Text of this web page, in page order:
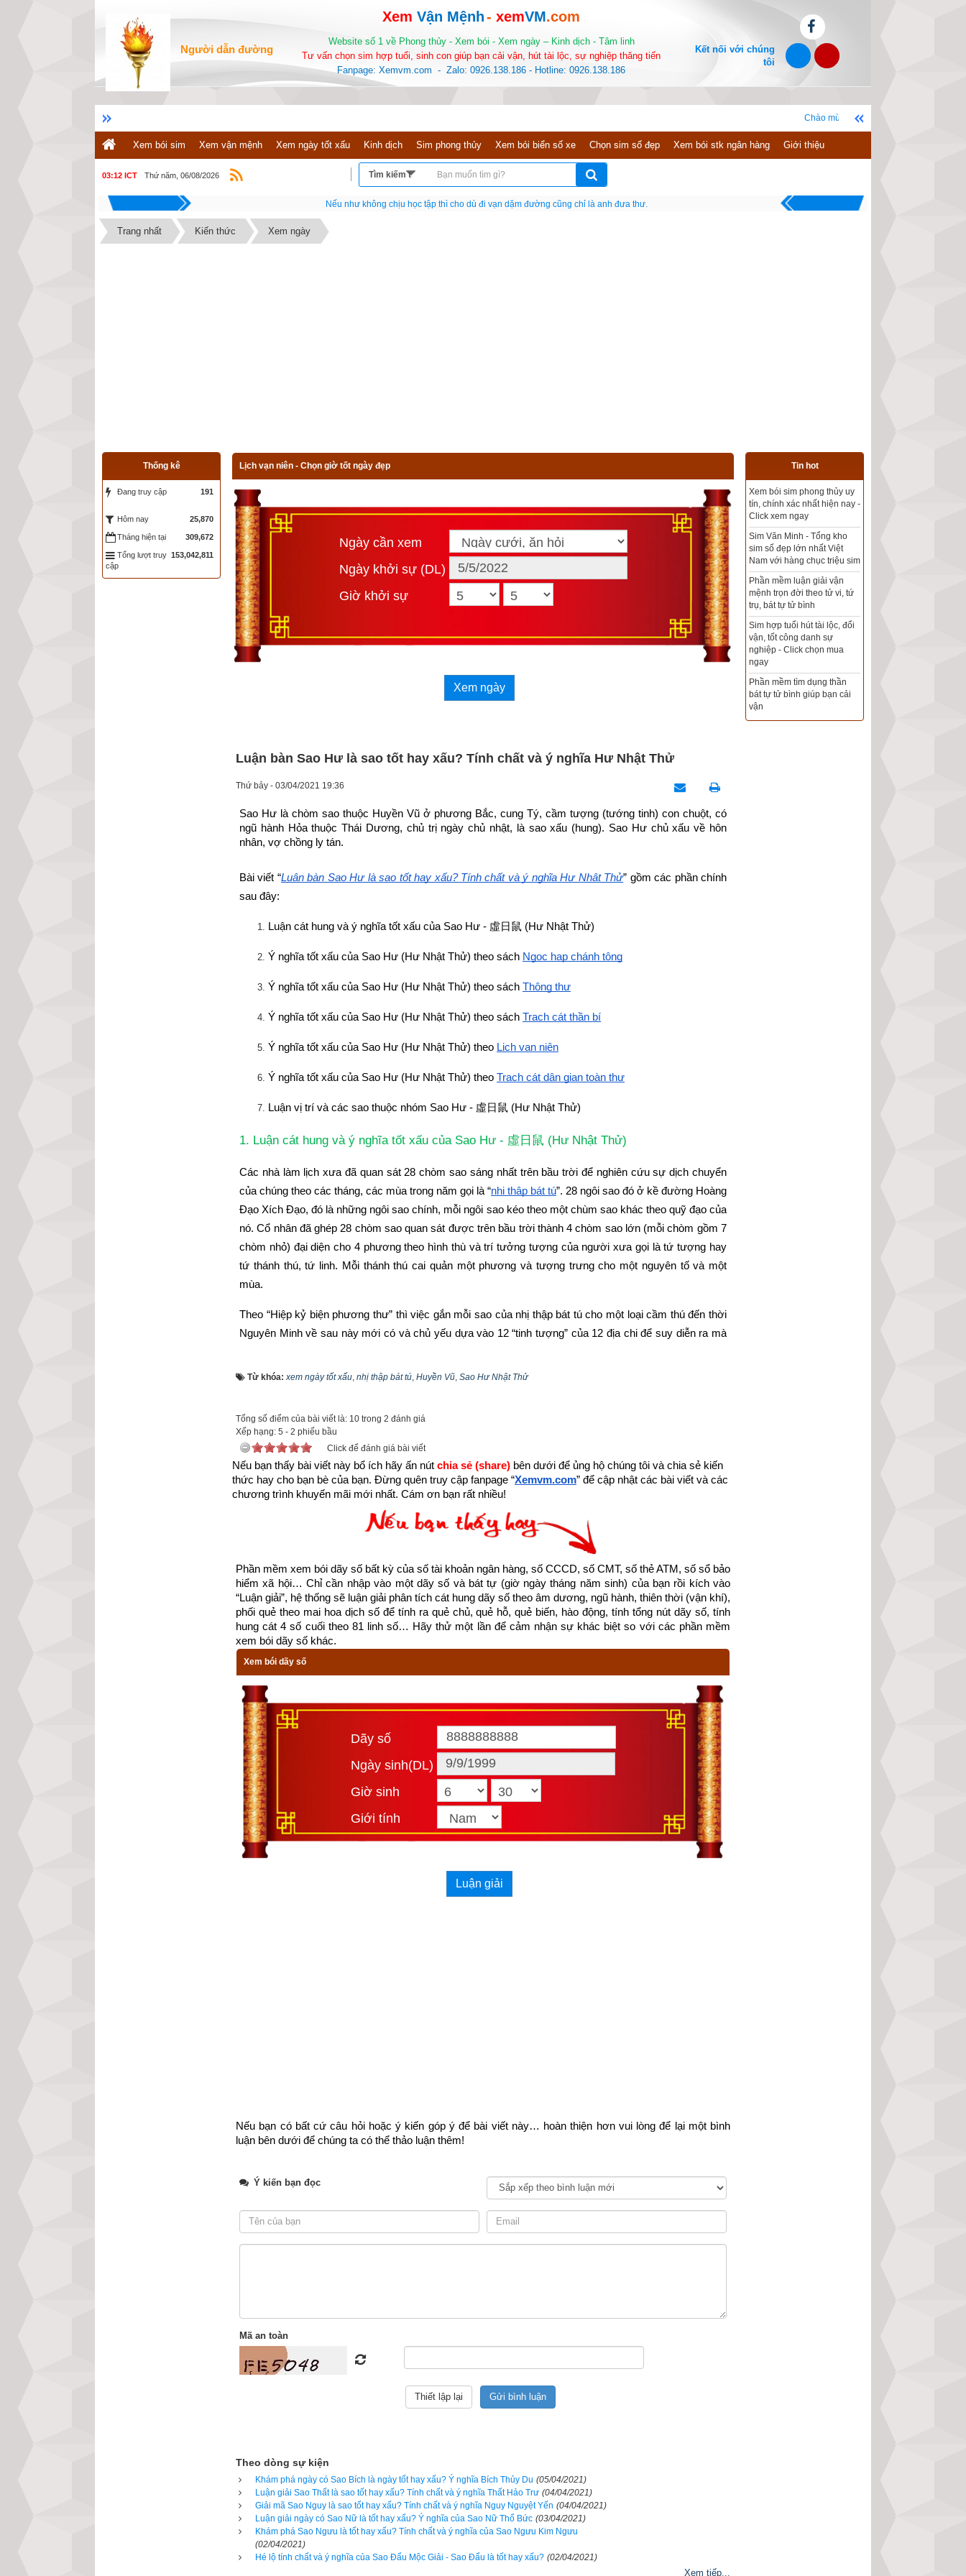
Người dẫn đường
Xem Vận Mệnh- xemVM.com
Website số 1 về Phong thủy - Xem bói - Xem ngày – Kinh dịch - Tâm linh
Tư vấn chọn sim hợp tuổi, sinh con giúp bạn cải vận, hút tài lộc, sự nghiệp thăng tiến
Fanpage: Xemvm.com - Zalo: 0926.138.186 - Hotline: 0926.138.186
Kết nối với chúng
tôi
Chào mừng bạn đến với website xemvm.com,
Xem bói sim Xem vận mệnh Xem ngày tốt xấu Kinh dịch Sim phong thủy Xem bói biển số xe Chọn sim số đẹp Xem bói stk ngân hàng Giới thiệu
03:12 ICT Thứ năm, 06/08/2026
Nếu như không chịu học tập thì cho dù đi vạn dặm đường cũng chỉ là anh đưa thư.
Trang nhất Kiến thức Xem ngày
Lịch vạn niên - Chọn giờ tốt ngày đẹp
Ngày cần xem
Ngày khởi sự (DL)
Giờ khởi sự
Xem ngày
Luận bàn Sao Hư là sao tốt hay xấu? Tính chất và ý nghĩa Hư Nhật Thử
Thứ bảy - 03/04/2021 19:36
Sao Hư là chòm sao thuộc Huyền Vũ ở phương Bắc, cung Tý, cầm tượng (tướng tinh) con chuột, có
ngũ hành Hỏa thuộc Thái Dương, chủ trị ngày chủ nhật, là sao xấu (hung). Sao Hư chủ xấu về hôn
nhân, vợ chồng ly tán.
Bài viết “Luận bàn Sao Hư là sao tốt hay xấu? Tính chất và ý nghĩa Hư Nhật Thử” gồm các phần chính
sau đây:
Luận cát hung và ý nghĩa tốt xấu của Sao Hư - 虛日鼠 (Hư Nhật Thử)
Ý nghĩa tốt xấu của Sao Hư (Hư Nhật Thử) theo sách Ngọc hạp chánh tông
Ý nghĩa tốt xấu của Sao Hư (Hư Nhật Thử) theo sách Thông thư
Ý nghĩa tốt xấu của Sao Hư (Hư Nhật Thử) theo sách Trạch cát thần bí
Ý nghĩa tốt xấu của Sao Hư (Hư Nhật Thử) theo Lịch vạn niên
Ý nghĩa tốt xấu của Sao Hư (Hư Nhật Thử) theo Trạch cát dân gian toàn thư
Luận vị trí và các sao thuộc nhóm Sao Hư - 虛日鼠 (Hư Nhật Thử)
1. Luận cát hung và ý nghĩa tốt xấu của Sao Hư - 虛 日鼠 (Hư Nhật Thử)
Các nhà làm lịch xưa đã quan sát 28 chòm sao sáng nhất trên bầu trời để nghiên cứu sự dịch chuyển
của chúng theo các tháng, các mùa trong năm gọi là “nhị thập bát tú”. 28 ngôi sao đó ở kề đường Hoàng
Đạo Xích Đạo, đó là những ngôi sao chính, mỗi ngôi sao kéo theo một chùm sao khác theo quỹ đạo của
nó. Cổ nhân đã ghép 28 chòm sao quan sát được trên bầu trời thành 4 chòm sao lớn (mỗi chòm gồm 7
chòm nhỏ) đại diện cho 4 phương theo hình thù và trí tưởng tượng của người xưa gọi là tứ tượng hay
tứ thánh thú, tứ linh. Mỗi thánh thú cai quản một phương và tượng trưng cho một nguyên tố và một
mùa.
Theo “Hiệp kỷ biện phương thư” thì việc gắn mỗi sao của nhị thập bát tú cho một loại cầm thú đến thời
Nguyên Minh về sau này mới có và chủ yếu dựa vào 12 “tinh tượng” của 12 địa chi để suy diễn ra mà
tượng của các chòm sao này dựa vào cầm tinh của 4 trọng cung đó. Như vậy là tinh tượng của 28 sao
Bản thân việc luận giải ý nghĩa của các sao mỗi sách cũng trái ngược nhau. Do đó việc lựa chọn các
cầm tượng (tướng tinh) để xem xét “cát – hung”, “tốt – xấu” của
trong việc xem ngày tốt,
ngày đẹp mang nhiều tính gán ghép, không có cơ sở khoa học. Chính học giả Mai Cốc Thành (nhà thiên
văn học nổi tiếng thời vua Càn Long) người soạn thảo cuốn sách “Hiệp kỷ biện phương thư” nổi tiếng về
thuật trạch cát cũng đã viết: “Sinh tiêu của 28 tú toàn là vô nghĩa lý, không đáng tin…chỉ tăng thêm trò
cười đáng chê của thiên hạ. Tuy nhiên nó đã ăn sâu vào tiềm thức bao đời nay của dân chúng nên tôi
vẫn giới thiệu để độc giả biết. Độc giả nào cẩn thận thì chọn theo, độc giả không tin cũng không sao.
Thực tế việc xác định ngày đẹp, ngày xấu không hề mê tín mà có cơ sở khoa học, rất phức tạp đòi hỏi
sự hiểu biết sâu về âm dương, ngũ hành, các ngôi sao…và cần phải phối hợp nhiều phương pháp xem
Chấp
Trực Phá Trực Nguy; Trực Thành Trực Thu ; Trực Khai Trực Bế
Xem ngày xuất hành theo lịch Khổng Minh
Xem ngày theo Thông thư
Phép xem ngày tốt xấu theo Kinh Kim Phù (Cửu Tinh): Ngày Yểu Tinh, Ngày Hoặc Tinh, Ngày Hòa Đao,
Ngày Sát Cống
Ngày Giác Kỷ
những giao diện đẹp, dễ sử dụng mà còn luận giải chính xác và chi tiết từng mục giúp độc giả dễ dàng
lựa chọn được ngày tốt, giờ đẹp để khởi sự công việc. Hãy thử một lần để cảm nhận sự khác biệt so
Ngày cần xem
Ngày khởi sự (DL)
Từ khóa:xem ngày tốt xấu, nhị thập bát tú, Huyền Vũ, Sao Hư Nhật Thử
Tổng số điểm của bài viết là: 10 trong 2 đánh giá
Xếp hạng: 5 - 2 phiếu bầu
Click để đánh giá bài viết
Nếu bạn thấy bài viết này bổ ích hãy ấn nút chia sẻ (share) bên dưới để ủng hộ chúng tôi và chia sẻ kiến
thức hay cho bạn bè của bạn. Đừng quên truy cập fanpage “Xemvm.com” để cập nhật các bài viết và các
chương trình khuyến mãi mới nhất. Cám ơn bạn rất nhiều!
Phần mềm xem bói dãy số bất kỳ của số tài khoản ngân hàng, số CCCD, số CMT, số thẻ ATM, số sổ bảo
hiểm xã hội… Chỉ cần nhập vào một dãy số và bát tự (giờ ngày tháng năm sinh) của bạn rồi kích vào
“Luận giải”, hệ thống sẽ luận giải phân tích cát hung dãy số theo âm dương, ngũ hành, thiên thời (vận khí),
phối quẻ theo mai hoa dịch số để tính ra quẻ chủ, quẻ hỗ, quẻ biến, hào động, tính tổng nút dãy số, tính
hung cát 4 số cuối theo 81 linh số… Hãy thử một lần để cảm nhận sự khác biệt so với các phần mềm
xem bói dãy số khác.
Xem bói dãy số
Dãy số
Ngày sinh(DL)
Giờ sinh
Giới tính
Luận giải
Nếu bạn có bất cứ câu hỏi hoặc ý kiến góp ý để bài viết này… hoàn thiện hơn vui lòng để lại một bình
luận bên dưới để chúng ta có thể thảo luận thêm!
Ý kiến bạn đọc
Mã an toàn
Theo dòng sự kiện
Khám phá ngày có Sao Bích là ngày tốt hay xấu? Ý nghĩa Bích Thủy Du (05/04/2021)
Luận giải Sao Thất là sao tốt hay xấu? Tính chất và ý nghĩa Thất Hảo Trư (04/04/2021)
Giải mã Sao Nguy là sao tốt hay xấu? Tính chất và ý nghĩa Nguy Nguyệt Yến (04/04/2021)
Luận giải ngày có Sao Nữ là tốt hay xấu? Ý nghĩa của Sao Nữ Thổ Bức (03/04/2021)
Khám phá Sao Ngưu là tốt hay xấu? Tính chất và ý nghĩa của Sao Ngưu Kim Ngưu
(02/04/2021)
Hé lộ tính chất và ý nghĩa của Sao Đẩu Mộc Giải - Sao Đẩu là tốt hay xấu? (02/04/2021)
Xem tiếp...
Tin hot
Xem bói sim phong thủy uy
tín, chính xác nhất hiện nay -
Click xem ngay
Sim Văn Minh - Tổng kho
sim số đẹp lớn nhất Việt
Nam với hàng chục triệu sim
Phần mềm luận giải vận
mệnh trọn đời theo tử vi, tứ
trụ, bát tự tử bình
Sim hợp tuổi hút tài lộc, đổi
vận, tốt công danh sự
nghiệp - Click chọn mua
Tổng kho sim phong thủy -
Sim hợp tuổi - Sim hợp
Xem bói sim phong thủy
theo khoa học tử vi, tứ trụ
chính xác nhất
Mua sim Thần tài, Thần tài
theo bạn! Giao sim miễn phí
Xem ngày đẹp - chọn ngày
tốt khởi sự theo kinh dịch
chính xác nhất
Tổng Kho Sim Năm sinh 0x -
9x - 8x -7x -6x giá rẻ nhất thị
trường - Click xem ngay
Thống kê
Đang truy cập 191
Hôm nay 25,870
Tháng hiện tại 309,672
Tổng lượt truy
cập
153,042,811